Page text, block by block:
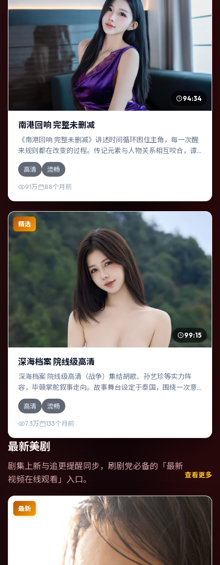
94:34
南港回响 完整未删减
《南港回响 完整未删减》讲述时间循环困住主角，每一次醒
来规则都在改变的过程。传记元素与人物关系相互咬合，谭
卓、周冬雨的对手戏尤为出彩。导演温子仁善于在长镜头中
积蓄张力，本片亦在中国台湾实地取景，增强真实质感。
高清 流畅
9.1万 88个月前
精选
99:15
深海档案 院线级高清
深海档案 院线级高清（战争）集结胡歌、孙艺珍等实力阵
容，毕赣掌舵叙事走向。故事舞台设定于泰国，围绕一次意
外选择展开连锁反应；配乐与色彩高度服务于主题，结尾留
白耐人寻味。
高清 流畅
7.3万 133个月前
最新美剧
剧集上新与追更提醒同步，刷剧党必备的「最新
视频在线观看 」入口。 查看更多
最新